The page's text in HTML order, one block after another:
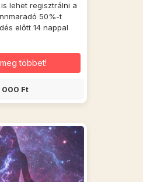
lehet regisztrálni a
50%-t
előtt 14 nappal
többet!
000 Ft